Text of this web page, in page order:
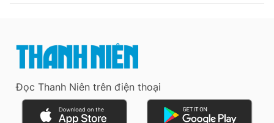
Đọc Thanh Niên trên điện thoại